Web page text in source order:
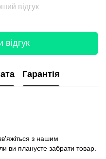
відгук
відгук
Гарантія
з нашим
ви плануєте забрати товар.